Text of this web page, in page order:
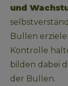
und
Bullen
Kontrolle
bilden dabei
der Bullen.